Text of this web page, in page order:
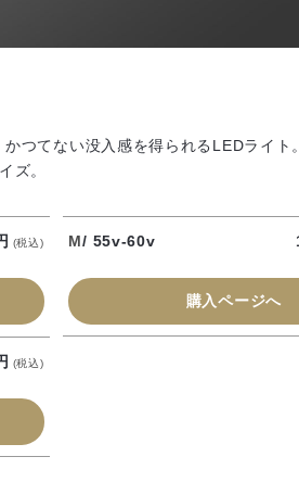
つてない没入感を得られるLEDライト
ズ。
(税込) M/ 55v-60v
購入ページへ
(税込)